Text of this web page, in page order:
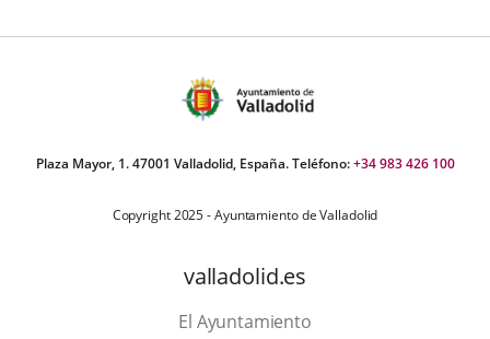
Plaza Mayor, 1. 47001 Valladolid, España. Teléfono:+34 983 426 100
Copyright 2025 - Ayuntamiento de Valladolid
valladolid.es
El Ayuntamiento